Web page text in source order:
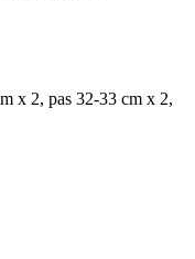
x 2, pas 32-33 cm x 2,